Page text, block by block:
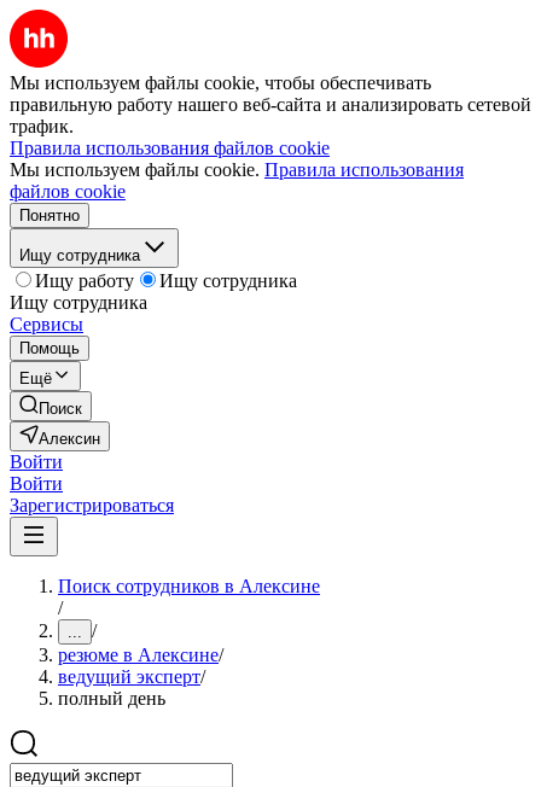
Мы используем файлы cookie, чтобы обеспечивать
правильную работу нашего веб-сайта и анализировать сетевой
трафик.
Правила использования файлов cookie
Мы используем файлы cookie. Правила использования
файлов cookie
Понятно
Ищу сотрудника
Ищу работу
Ищу сотрудника
Ищу сотрудника
Сервисы
Помощь
Ещё
Поиск
Алексин
Войти
Войти
Зарегистрироваться
Поиск сотрудников в Алексине
/
... /
резюме в Алексине/
ведущий эксперт/
полный день